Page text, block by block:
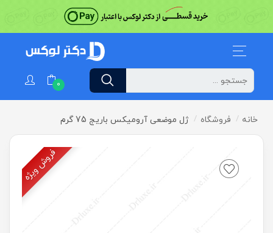
0
خانه فروشگاه ژل موضعی آرومیکس باریج 75 گرم
فروش ویژه